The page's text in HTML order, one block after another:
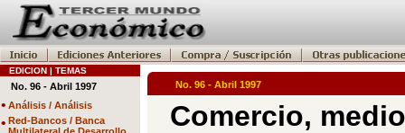
EDICION | TEMAS
No. 96 - Abril 1997
• Análisis / Análisis
• Red-Bancos / Banca
No. 96 - Abril 1997
Comercio,